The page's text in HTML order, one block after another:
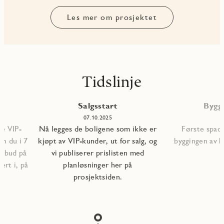
Les mer om prosjektet
Tidslinje
VIP-
du i 7
på
i, på
Salgsstart
07.10.2025
Nå legges de boligene som ikke er
kjøpt av VIP-kunder, ut for salg, og
vi publiserer prislisten med
planløsninger her på
prosjektsiden.
Første
byggingen av